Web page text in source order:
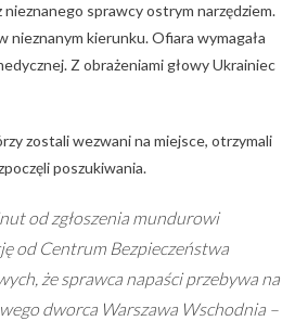
nieznanego sprawcy ostrym narzędziem.
nieznanym kierunku. Ofiara wymagała
Z obrażeniami głowy Ukrainiec
zostali wezwani na miejsce, otrzymali
poszukiwania.
od zgłoszenia mundurowi
od Centrum Bezpieczeństwa
że sprawca napaści przebywa na
dworca Warszawa Wschodnia –